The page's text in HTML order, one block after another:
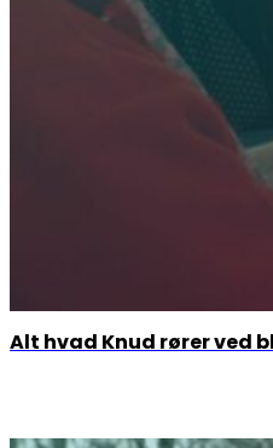
Alt hvad Knud rører ved